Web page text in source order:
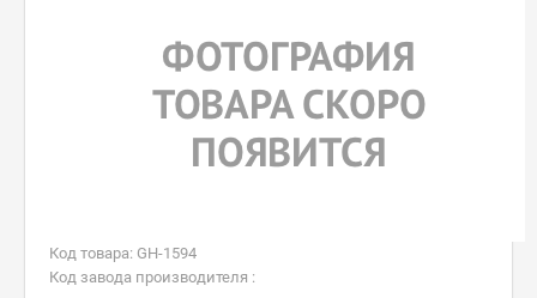
Код товара: GH-1594
Код завода производителя :